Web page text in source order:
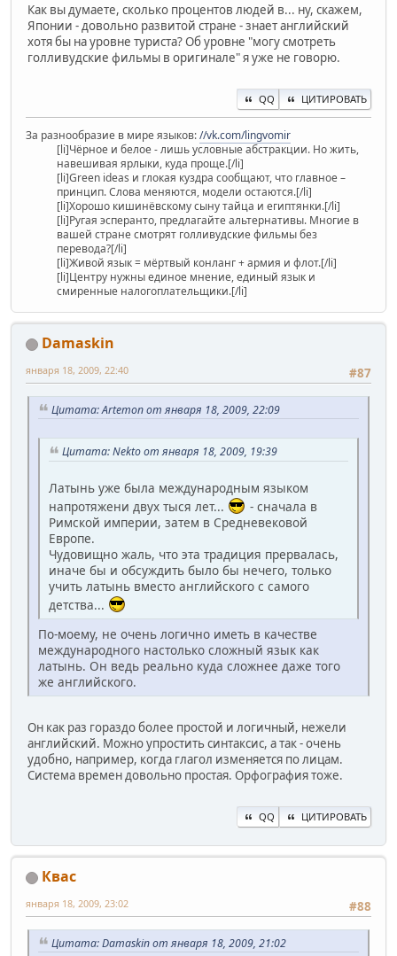
Как вы думаете, сколько процентов людей в... ну, скажем,
Японии - довольно развитой стране - знает английский
хотя бы на уровне туриста? Об уровне "могу смотреть
голливудские фильмы в оригинале" я уже не говорю.
QQ ЦИТИРОВАТЬ
За разнообразие в мире языков://vk.com/lingvomir
[li]Чёрное и белое - лишь условные абстракции. Но жить,
навешивая ярлыки, куда проще.[/li]
[li]Green ideas и глокая куздра сообщают, что главное –
принцип. Слова меняются, модели остаются.[/li]
[li]Хорошо кишинёвскому сыну тайца и египтянки.[/li]
[li]Ругая эсперанто, предлагайте альтернативы. Многие в
вашей стране смотрят голливудские фильмы без
перевода?[/li]
[li]Живой язык = мёртвый конланг + армия и флот.[/li]
[li]Центру нужны единое мнение, единый язык и
смиренные налогоплательщики.[/li]
Damaskin
#87
января 18, 2009, 22:40
Цитата: Artemon от января 18, 2009, 22:09
Цитата: Nekto от января 18, 2009, 19:39
Латынь уже была международным языком
напротяжени двух тыся лет...
- сначала в
Римской империи, затем в Средневековой
Европе.
Чудовищно жаль, что эта традиция прервалась,
иначе бы и обсуждить было бы нечего, только
учить латынь вместо английского с самого
детства...
По-моему, не очень логично иметь в качестве
международного настолько сложный язык как
латынь. Он ведь реально куда сложнее даже того
же английского.
Он как раз гораздо более простой и логичный, нежели
английский. Можно упростить синтаксис, а так - очень
удобно, например, когда глагол изменяется по лицам.
Система времен довольно простая. Орфография тоже.
QQ ЦИТИРОВАТЬ
Квас
#88
января 18, 2009, 23:02
Цитата: Damaskin от января 18, 2009, 21:02